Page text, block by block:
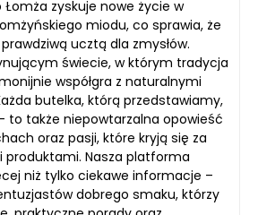
zyskuje nowe życie w
miodu, co sprawia, że
ucztą dla zmysłów.
świecie, w którym tradycja
współgra z naturalnymi
butelka, którą przedstawiamy,
to także niepowtarzalna opowieść
oraz pasji, które kryją się za
produktami. Nasza platforma
niż tylko ciekawe informacje –
dobrego smaku, którzy